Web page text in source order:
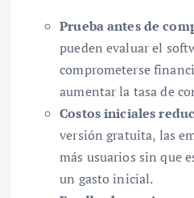
Prueba antes de
pueden evaluar el
comprometerse
aumentar la tasa de
Costos iniciales
versión gratuita, las
más usuarios sin que
un gasto inicial.